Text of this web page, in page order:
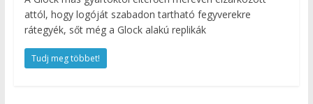
attól, hogy logóját szabadon tartható fegyverekre
rátegyék, sőt még a Glock alakú replikák
Tudj meg többet!